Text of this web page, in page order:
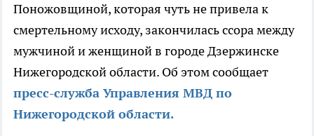
Поножовщиной, которая чуть не привела к
смертельному исходу, закончилась ссора между
мужчиной и женщиной в городе Дзержинске
Нижегородской области. Об этом сообщает
пресс-служба Управления МВД по
Нижегородской области.